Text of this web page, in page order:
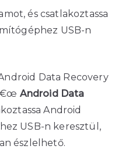
és csatlakoztassa
USB-n
Data Recovery
Android Data
Android
USB-n keresztül,
észlelhető.